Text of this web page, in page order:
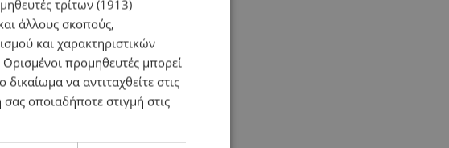
τρίτων (1913)
άλλους σκοπούς,
και χαρακτηριστικών
προμηθευτές μπορεί
να αντιταχθείτε στις
οποιαδήποτε στιγμή στις